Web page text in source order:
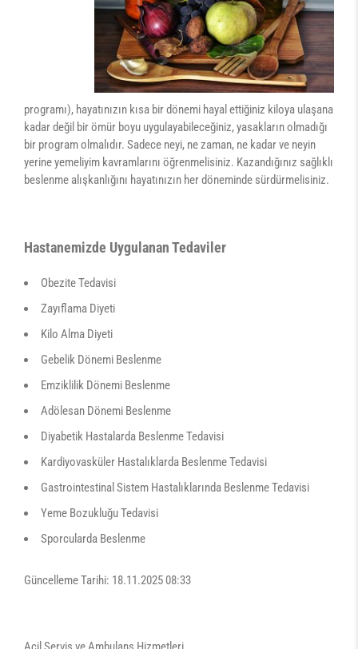
programı), hayatınızın kısa bir dönemi hayal ettiğiniz kiloya ulaşana
kadar değil bir ömür boyu uygulayabileceğiniz, yasakların olmadığı
bir program olmalıdır. Sadece neyi, ne zaman, ne kadar ve neyin
yerine yemeliyim kavramlarını öğrenmelisiniz. Kazandığınız sağlıklı
beslenme alışkanlığını hayatınızın her döneminde sürdürmelisiniz.
Hastanemizde Uygulanan Tedaviler
Obezite Tedavisi
Zayıflama Diyeti
Kilo Alma Diyeti
Gebelik Dönemi Beslenme
Emziklilik Dönemi Beslenme
Adölesan Dönemi Beslenme
Diyabetik Hastalarda Beslenme Tedavisi
Kardiyovasküler Hastalıklarda Beslenme Tedavisi
Gastrointestinal Sistem Hastalıklarında Beslenme Tedavisi
Yeme Bozukluğu Tedavisi
Sporcularda Beslenme
Güncelleme Tarihi: 18.11.2025 08:33